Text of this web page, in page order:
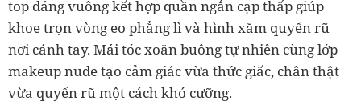
top dáng vuông kết hợp quần ngắn cạp thấp giúp
khoe trọn vòng eo phẳng lì và hình xăm quyến rũ
nơi cánh tay. Mái tóc xoăn buông tự nhiên cùng lớp
makeup nude tạo cảm giác vừa thức giấc, chân thật
vừa quyến rũ một cách khó cưỡng.